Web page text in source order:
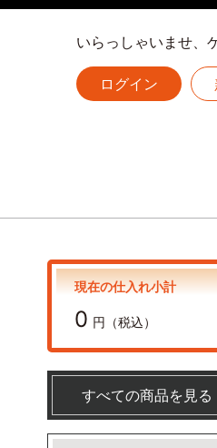
いらっしゃいませ、
ログイン
現在の仕入れ小計
0 円（税込）
すべての商品を見る